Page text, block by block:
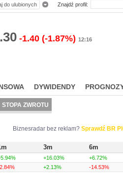
-1.40 (-1.87%) 12:16
DYWIDENDY
STOPA ZWROTU
Biznesradar bez reklam? Sprawdź BR
3m 6m
+16.03% +6.72%
+2.13% -14.53%
do ulubionych Znajdź profil: